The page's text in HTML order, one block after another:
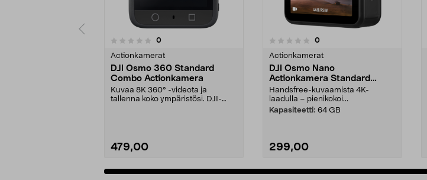
0arvostelut
Actionkamerat
DJI Osmo 360 Standard
Combo Actionkamera
Kuvaa 8K 360° -videota ja
tallenna koko ympäristösi. DJI-
479,00
0.0 viidestä
0arvostelut
Actionkamerat
DJI Osmo Nano
Actionkamera Standard
Combo
Handsfree-kuvaamista 4K-
laadulla – pienikokoi...
Kapasiteetti: 64 GB
299,00
0.0 viidestä